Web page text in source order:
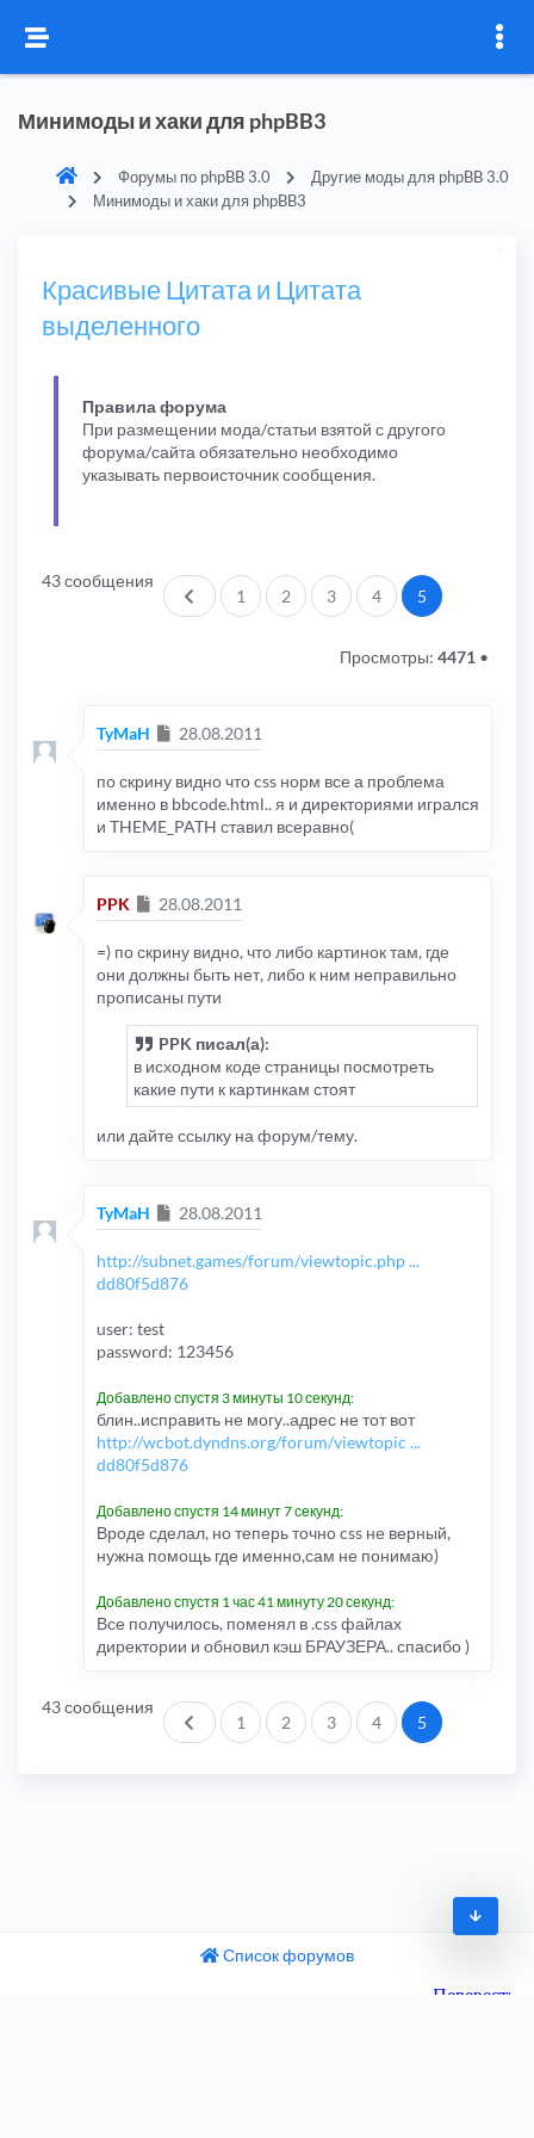
Минимоды и хаки для phpBB3
Форумы по phpBB 3.0
Другие моды для phpBB 3.0
Минимоды и хаки для phpBB3
Красивые Цитата и Цитата
выделенного
Правила форума
При размещении мода/статьи взятой с другого
форума/сайта обязательно необходимо
указывать первоисточник сообщения.
43 сообщения
Пред.1 2 3 4 5
Просмотры: 4471 •
TyMaH Сообщение
28.08.2011
по скрину видно что css норм все а проблема
именно в bbcode.html.. я и директориями игрался
и THEME_PATH ставил всеравно(
PPK Сообщение
28.08.2011
=) по скрину видно, что либо картинок там, где
они должны быть нет, либо к ним неправильно
прописаны пути
PPK писал(а):
в исходном коде страницы посмотреть
какие пути к картинкам стоят
или дайте ссылку на форум/тему.
TyMaH Сообщение
28.08.2011
http://subnet.games/forum/viewtopic.php ...
dd80f5d876
user: test
password: 123456
Добавлено спустя 3 минуты 10 секунд:
блин..исправить не могу..адрес не тот вот
http://wcbot.dyndns.org/forum/viewtopic ...
dd80f5d876
Добавлено спустя 14 минут 7 секунд:
Вроде сделал, но теперь точно css не верный,
нужна помощь где именно,сам не понимаю)
Добавлено спустя 1 час 41 минуту 20 секунд:
Все получилось, поменял в .css файлах
директории и обновил кэш БРАУЗЕРА.. спасибо )
43 сообщения
Пред.1 2 3 4 5
Список форумов